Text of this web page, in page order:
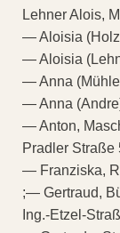
Lehner Alois,
— Aloisia
— Aloisia
— Anna
— Anna
— Anton,
Pradler Straße
— Franziska,
;— Gertraud,
Ing.-Etzel-